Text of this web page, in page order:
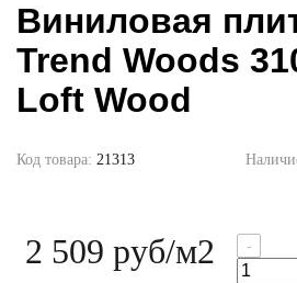
Виниловая
Trend Woods
Loft Wood
Код товара: 21313
2 509 руб/м2 -